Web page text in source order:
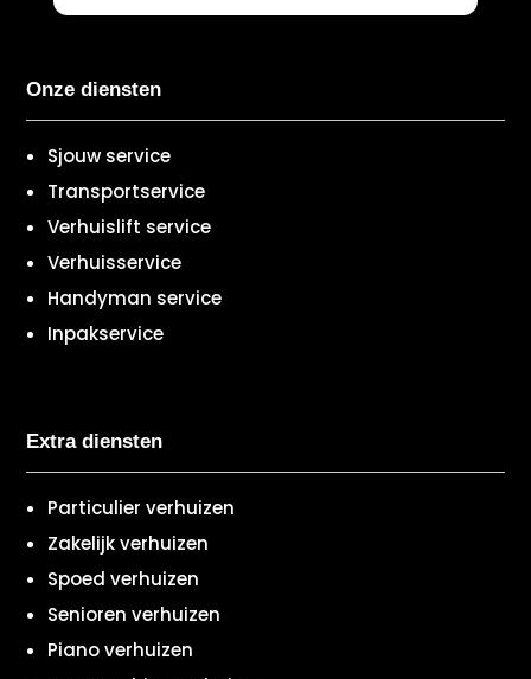
Onze diensten
Sjouw service
Transportservice
Verhuislift service
Verhuisservice
Handyman service
Inpakservice
Extra diensten
Particulier verhuizen
Zakelijk verhuizen
Spoed verhuizen
Senioren verhuizen
Piano verhuizen